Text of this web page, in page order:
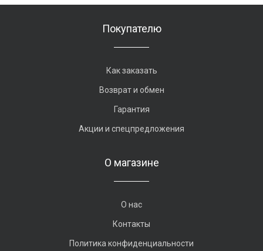
Покупателю
Как заказать
Возврат и обмен
Гарантия
Акции и спецпредложения
О магазине
О нас
Контакты
Политика конфиденциальности